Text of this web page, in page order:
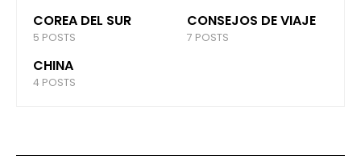
COREA DEL SUR
5 POSTS
CONSEJOS DE VIAJE
7 POSTS
CHINA
4 POSTS